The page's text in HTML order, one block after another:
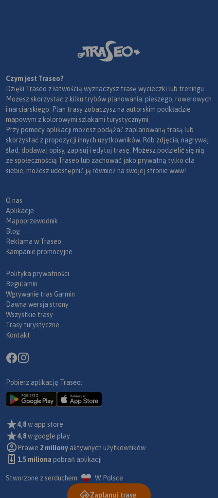
Czym jest Traseo?
Dzięki Traseo z łatwością wyznaczysz trasę wycieczki lub treningu.
Możesz skorzystać z kilku trybów planowania: pieszego, rowerowych
i narciarskiego. Plan trasy zobaczysz na autorskim podkładzie
mapowym z kolorowymi szlakami turystycznymi.
Przy pomocy aplikacji możesz podążać zaplanowaną trasą lub
skorzystać z propozycji innych użytkowników. Rób zdjęcia, nagrywaj
ślad, dodawaj opisy, zapisuj i edytuj trasę. Możesz podzielić się nią
ze społecznością Traseo lub zachować jako prywatną tylko dla
siebie, możesz udostępnić ją również na swojej stronie www!
O nas
Aplikacje
Mapoprzewodnik
Blog
Reklama w Traseo
Kampanie promocyjne
Polityka prywatności
Regulamin
Wgrywanie tras Garmin
Dawna wersja strony
Wszystkie trasy
Trasy turystyczne
Kontakt
Pobierz aplikację Traseo:
4,8w app store
4,8w google play
Prawie 2 miliony aktywnych użytkowników
1.5 miliona pobrań aplikacji
Stworzone z serduchem W Polsce
Zaplanuj trasę